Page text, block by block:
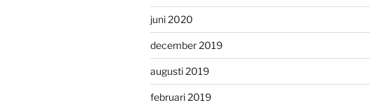
juni 2020
december 2019
augusti 2019
februari 2019